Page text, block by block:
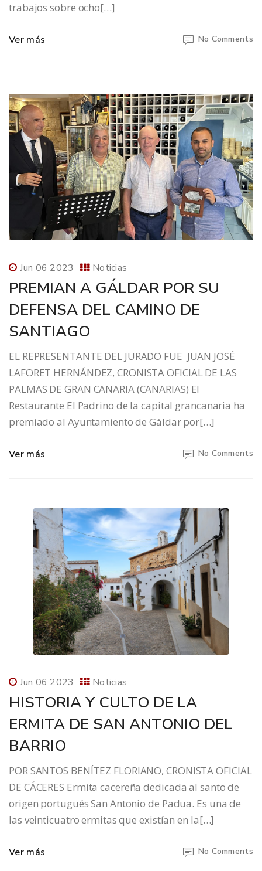
trabajos sobre ocho[…]
Ver más No Comments
Jun 06 2023 Noticias
PREMIAN A GÁLDAR POR SU
DEFENSA DEL CAMINO DE
SANTIAGO
EL REPRESENTANTE DEL JURADO FUE JUAN JOSÉ
LAFORET HERNÁNDEZ, CRONISTA OFICIAL DE LAS
PALMAS DE GRAN CANARIA (CANARIAS) El
Restaurante El Padrino de la capital grancanaria ha
premiado al Ayuntamiento de Gáldar por[…]
Ver más No Comments
Jun 06 2023 Noticias
HISTORIA Y CULTO DE LA
ERMITA DE SAN ANTONIO DEL
BARRIO
POR SANTOS BENÍTEZ FLORIANO, CRONISTA OFICIAL
DE CÁCERES Ermita cacereña dedicada al santo de
origen portugués San Antonio de Padua. Es una de
las veinticuatro ermitas que existían en la[…]
Ver más No Comments